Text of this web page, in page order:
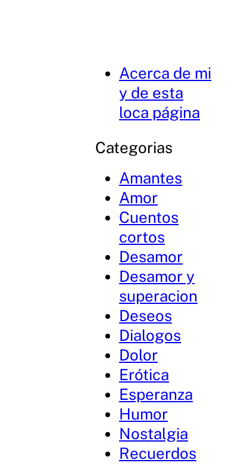
Acerca de mi
y de esta
loca página
Categorias
Amantes
Amor
Cuentos
cortos
Desamor
Desamor y
superacion
Deseos
Dialogos
Dolor
Erótica
Esperanza
Humor
Nostalgia
Recuerdos